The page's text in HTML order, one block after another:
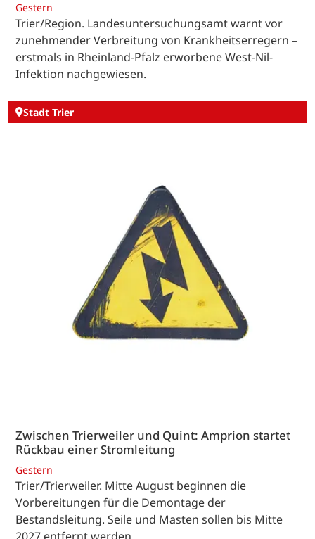
Gestern
Trier/Region. Landesuntersuchungsamt warnt vor
zunehmender Verbreitung von Krankheitserregern –
erstmals in Rheinland-Pfalz erworbene West-Nil-
Infektion nachgewiesen.
Stadt Trier
Zwischen Trierweiler und Quint: Amprion startet
Rückbau einer Stromleitung
Gestern
Trier/Trierweiler. Mitte August beginnen die
Vorbereitungen für die Demontage der
Bestandsleitung. Seile und Masten sollen bis Mitte